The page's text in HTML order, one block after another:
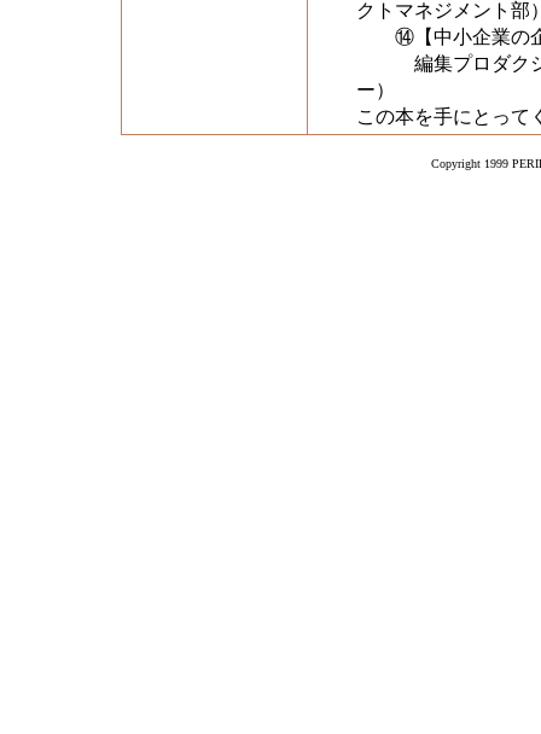
クトマネジメント部
⑭【中小企業の
編集プロダクシ
ー）
この本を手にとって
Copyright 1999